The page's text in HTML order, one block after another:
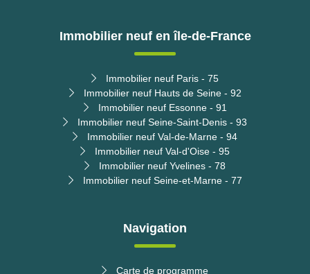
Immobilier neuf en île-de-France
Immobilier neuf Paris - 75
Immobilier neuf Hauts de Seine - 92
Immobilier neuf Essonne - 91
Immobilier neuf Seine-Saint-Denis - 93
Immobilier neuf Val-de-Marne - 94
Immobilier neuf Val-d'Oise - 95
Immobilier neuf Yvelines - 78
Immobilier neuf Seine-et-Marne - 77
Navigation
Carte de programme